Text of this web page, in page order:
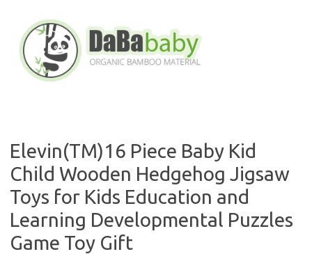
content
Elevin(TM)16 Piece Baby Kid
Child Wooden Hedgehog Jigsaw
Toys for Kids Education and
Learning Developmental Puzzles
Game Toy Gift